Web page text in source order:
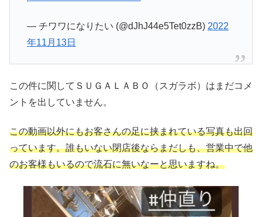
— チワワになりたい (@dJhJ44e5Tet0zzB) 2022
年11月13日
この件に関してＳＵＧＡＬＡＢＯ（スガラボ）はまだコメ
ントを出していません。
この動画以外にもお客さんの足に挟まれている写真も出回
っています。誰もいない閉店後ならまだしも、営業中で他
のお客様もいるので流石に無いなーと思いますね。